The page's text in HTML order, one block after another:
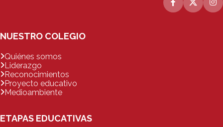
NUESTRO COLEGIO
Quiénes somos
Liderazgo
Reconocimientos
Proyecto educativo
Medioambiente
ETAPAS EDUCATIVAS